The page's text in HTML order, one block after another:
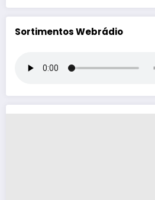
Sortimentos Webrádio